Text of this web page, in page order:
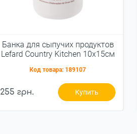
Банка для сыпучих продуктов
Lefard Country Kitchen 10x15см
Код товара: 189107
255 грн. Купить